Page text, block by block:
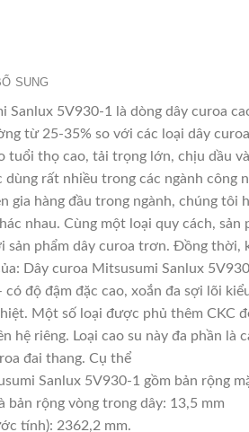
SUNG
Sanlux 5V930-1 là dòng dây curoa
từ 25-35% so với các loại dây
tuổi thọ cao, tải trọng lớn, chịu dầu
rất nhiều trong các ngành công
gia hàng đầu trong ngành, chúng
nhau. Cùng một loại quy cách,
sản phẩm dây curoa trơn. Đồng
Dây curoa Mitsusumi Sanlux
có độ đậm đặc cao, xoắn đa sợi lõi
Một số loại được phủ thêm CKC
hệ riêng. Loại cao su này đa phần
đai thang. Cụ thể
Sanlux 5V930-1 gồm bản rộng
bản rộng vòng trong dây: 13,5 mm
tính): 2362,2 mm.